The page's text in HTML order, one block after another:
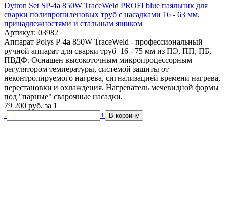
Dytron Set SP-4a 850W TraceWeld PROFI blue паяльник для
сварки полипропиленовых труб c насадками 16 - 63 мм,
принадлежностями и стальным ящиком
Артикул: 03982
Аппарат Polys P-4a 850W TraceWeld - профессиональный
ручной аппарат для сварки труб 16 - 75 мм из ПЭ, ПП, ПБ,
ПВДФ. Оснащен высокоточным микропроцессорным
регулятором температуры, системой защиты от
неконтролируемого нагрева, сигнализацией времени нагрева,
перестановки и охлаждения. Нагреватель мечевидной формы
под "парные" сварочные насадки.
79 200 руб. за 1
-
+ В корзину